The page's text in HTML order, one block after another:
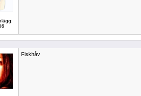
Fiskhåv